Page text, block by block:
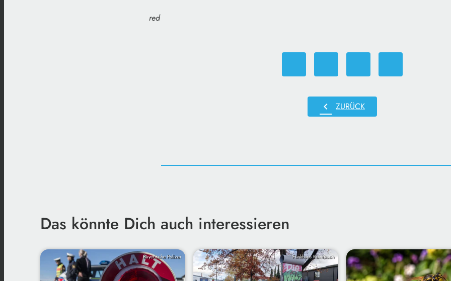
red
chevron_left ZURÜCK
Das könnte Dich auch interessieren
Bayerische Polizei Funkhaus Kulmbach